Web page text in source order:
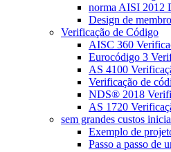
norma AISI 2012
Design de
Verificação de Código
AISC 360
Eurocódigo 3
AS 4100
Verificação de
NDS® 2018
AS 1720
sem grandes custos
Exemplo de
Passo a passo de